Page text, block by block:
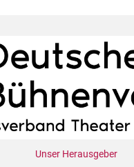
Unser Herausgeber